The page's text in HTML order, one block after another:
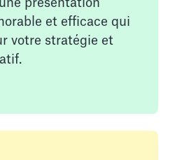
présentation
et efficace qui
votre stratégie et